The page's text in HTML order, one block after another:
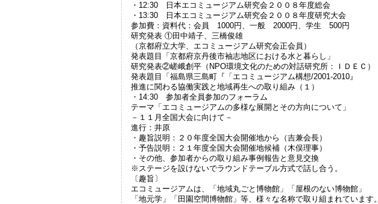
・12:30 日本エコミュージアム研究会２００８年度総会
・13:30 日本エコミュージアム研究会２００８年度研究大会
参加費：資料代：会員 1000円、一般 2000円、学生 500円
研究発表 ①田中靖子、三橋俊雄
（京都府立大学、エコミュージアム研究会正会員）
発表題目「京都府京丹後市袖志地区における水と暮らし」
研究発表②嵯峨創平（NPO環境文化のための対話研究所：ＩＤＥＣ）
発表題目「福島県三島町『「エコミュージアム構想/2001-2010』
推進に関わる協働実践と地域再生への取り組み（１）
・14:30 参加者全員参加のフォーラム
テーマ「エコミュージアムの多様な展開とその方向について」
－１１月全国大会に向けて－
進行：井原
・趣旨説明：２０年度全国大会開催地から（吉兼会長）
・予告説明：２１年度全国大会開催地候補（木俣理事）
・その他、参加者からの取り組み事例報告と意見交換
※ステージを設けないでラウンドテーブル方式で話し合う。
〔趣旨〕
エコミュージアムは、「地域丸ごと博物館」「屋根のない博物館」
「地元学」「田園空間博物館」等、様々な名称で取り組まれています。